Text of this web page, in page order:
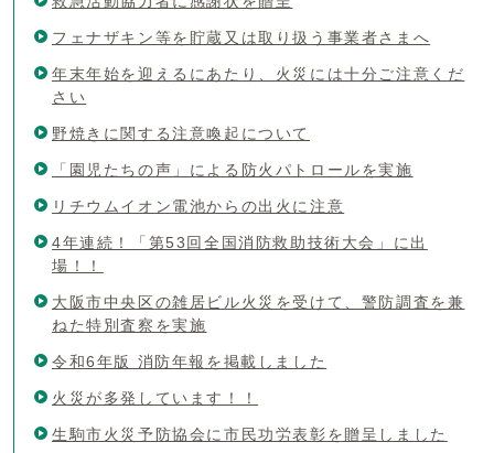
フェナザキン等を貯蔵又は取り扱う事業者さまへ
年末年始を迎えるにあたり、火災には十分ご注意くだ
さい
野焼きに関する注意喚起について
「園児たちの声」による防火パトロールを実施
リチウムイオン電池からの出火に注意
4年連続！「第53回全国消防救助技術大会」に出
場！！
大阪市中央区の雑居ビル火災を受けて、警防調査を兼
ねた特別査察を実施
令和6年版 消防年報を掲載しました
火災が多発しています！！
生駒市火災予防協会に市民功労表彰を贈呈しました